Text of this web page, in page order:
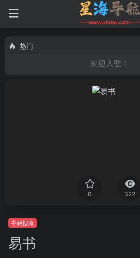
热门
欢迎入驻！
0 322
书籍搜索
易书